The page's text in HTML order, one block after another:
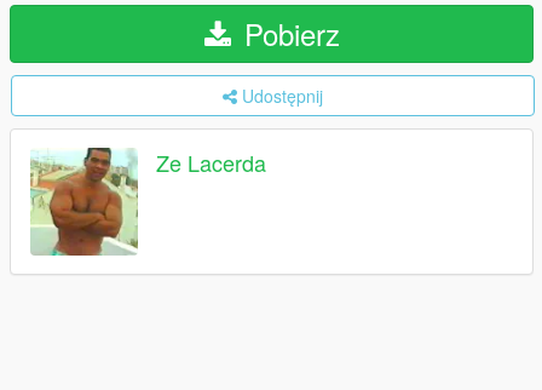
Pobierz
Udostępnij
Ze Lacerda